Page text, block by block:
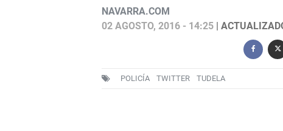
NAVARRA.COM
02 AGOSTO, 2016 - 14:25|
POLICÍA TWITTER TUDELA